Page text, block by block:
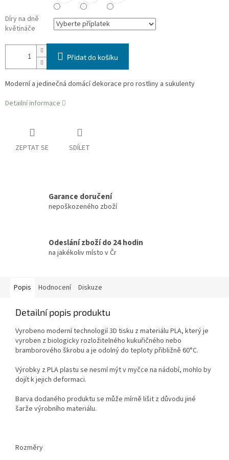
Díry na dně
květináče
Přidat do košíku
Moderní a jedinečná domácí dekorace pro rostliny a sukulenty
Detailní informace
ZEPTAT SE SDÍLET
Garance doručení
nepoškozeného zboží
Odeslání zboží do 24 hodin
na jakékoliv místo v Čr
Popis Hodnocení Diskuze
Detailní popis produktu
Vyrobeno moderní technologií 3D tisku z materiálu PLA, který je
vyroben z biologicky rozložitelného kukuřičného nebo
bramborového škrobu a je odolný do teploty přibližně 60°C.
Výrobky z PLA plastu se nesmí mýt v myčce na nádobí, mohlo by
dojít k jejich deformaci.
Barva dodaného produktu se může mírně lišit z důvodu jiné
šarže výrobního materiálu.
Rozměry